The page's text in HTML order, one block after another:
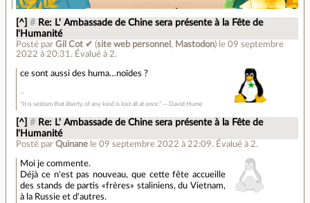
[^] # Re: L' Ambassade de Chine sera présente à la Fête de
l'Humanité
Posté parGil Cot ✔ (site web personnel , Mastodon) le 09 septembre
2022 à 20:31. Évalué à2.
ce sont aussi des huma…noïdes ?
“It is seldom that liberty of any kind is lost all at once.” ― David Hume
[^] # Re: L' Ambassade de Chine sera présente à la Fête de
l'Humanité
Posté parQuinane le 09 septembre 2022 à 22:09. Évalué à 2.
Moi je commente.
Déjà ce n'est pas nouveau, que cette fête accueille
des stands de partis «frères» staliniens, du Vietnam,
à la Russie et d'autres.